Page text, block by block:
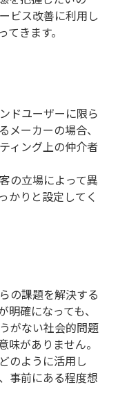
ビス改善に利用し
きます。
ドユーザーに限ら
メーカーの場合、
ィング上の仲介者
の立場によって異
かりと設定してく
の課題を解決する
確になっても、
がない社会的問題
がありません。
のように活用し
事前にある程度想